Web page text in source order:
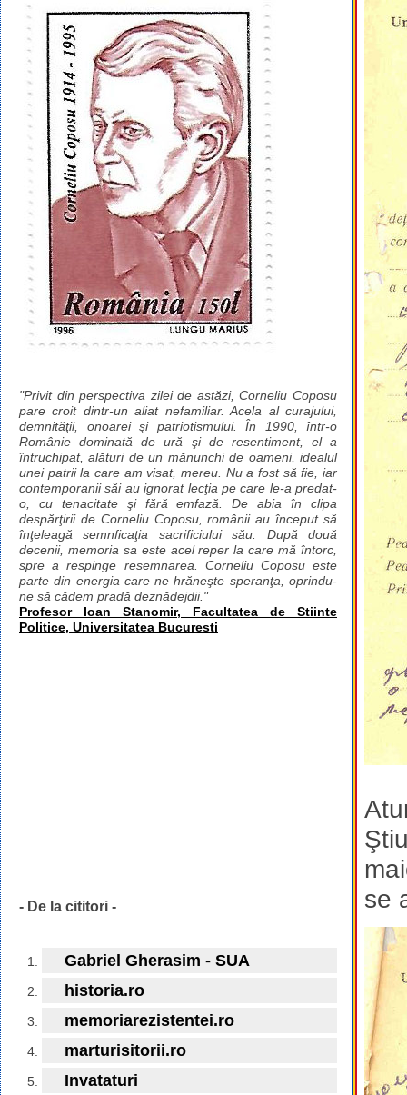
se
"Privit din perspectiva zilei de astăzi, Corneliu Coposu
pare croit dintr-un aliat nefamiliar. Acela al curajului,
demnităţii, onoarei şi patriotismului. În 1990, într-o
Românie dominată de ură şi de resentiment, el a
întruchipat, alături de un mănunchi de oameni, idealul
unei patrii la care am visat, mereu. Nu a fost să fie, iar
contemporanii săi au ignorat lecţia pe care le-a predat-
o, cu tenacitate şi fără emfază. De abia în clipa
despărţirii de Corneliu Coposu, românii au început să
înţeleagă semnficaţia sacrificiului său. După două
decenii, memoria sa este acel reper la care mă întorc,
spre a respinge resemnarea. Corneliu Coposu este
parte din energia care ne hrăneşte speranţa, oprindu-
ne să cădem pradă deznădejdii."
Profesor Ioan Stanomir, Facultatea de Stiinte
Politice, Universitatea Bucuresti
- De la cititori -
Gabriel Gherasim - SUA
historia.ro
memoriarezistentei.ro
marturisitorii.ro
Invataturi